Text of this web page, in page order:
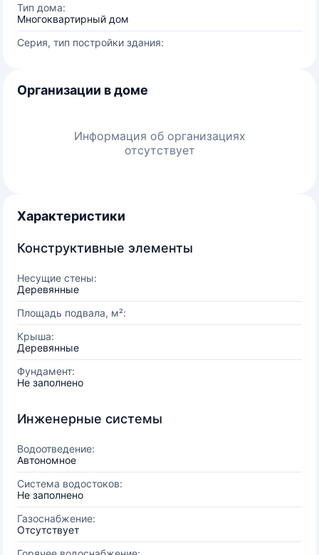
Тип дома:
Многоквартирный дом
Серия, тип постройки здания:
Организации в доме
Информация об организациях
отсутствует
Характеристики
Конструктивные элементы
Несущие стены:
Деревянные
Площадь подвала, м²:
Крыша:
Деревянные
Фундамент:
Не заполнено
Инженерные системы
Водоотведение:
Автономное
Система водостоков:
Не заполнено
Газоснабжение:
Отсутствует